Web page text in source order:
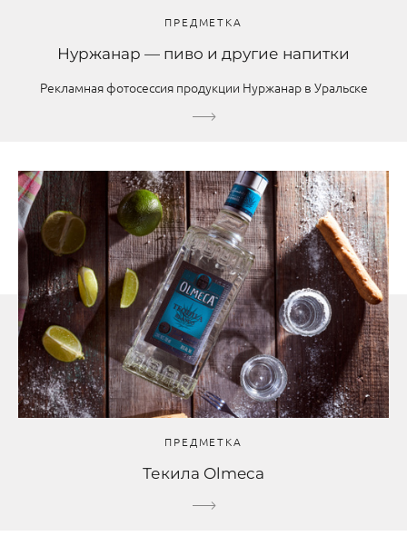
ПРЕДМЕТКА
Нуржанар — пиво и другие напитки
Рекламная фотосессия продукции Нуржанар в Уральске
ПРЕДМЕТКА
Текила Olmeca